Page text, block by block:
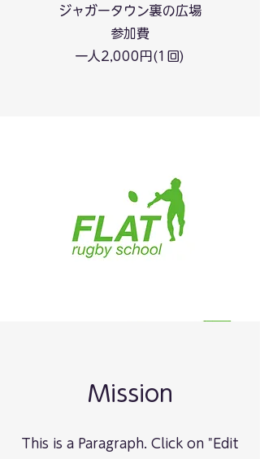
ジャガータウン裏の広場
参加費
​一人2,000円(1回)
Mission
This is a Paragraph. Click on "Edit